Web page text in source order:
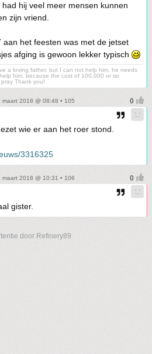
hij veel meer mensen kunnen
zijn vriend.
aan het feesten was met de jetset
afging is gewoon lekker typisch
a loving father, but I can not help him, he needs
him, because the cost of 100,000 or so
Thank you!
maart 2018 @ 08:48 • 105
wie er aan het roer stond.
3316325
maart 2018 @ 10:31 • 106
gister.
door Refinery89